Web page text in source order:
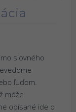
slovného
ľuďom.
môže
opísané ide o